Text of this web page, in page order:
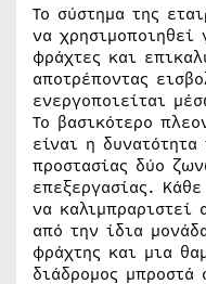
Το σύστημα της
να χρησιμοποιηθεί
φράχτες και
αποτρέποντας
ενεργοποιείται
Το βασικότερο
είναι η
προστασίας δύο
επεξεργασίας.
να καλιμπραριστεί
από την ίδια
φράχτης και μια
διάδρομος